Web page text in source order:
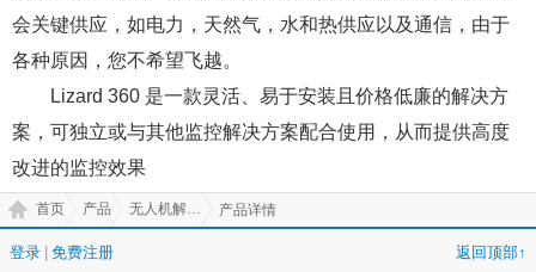
会关键供应，如电力，天然气，水和热供应以及通信，由于
各种原因，您不希望飞越。
Lizard 360 是一款灵活、易于安装且价格低廉的解决方
案，可独立或与其他监控解决方案配合使用，从而提供高度
改进的监控效果
首页 产品 无人机解决方案 产品详情
登录 免费注册 返回顶部↑